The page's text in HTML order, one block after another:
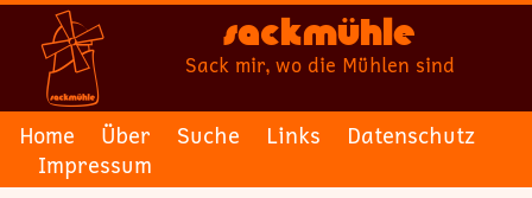
Sackmühle
Sack mir, wo die Mühlen sind
Home Über Suche Links
Datenschutz
Impressum